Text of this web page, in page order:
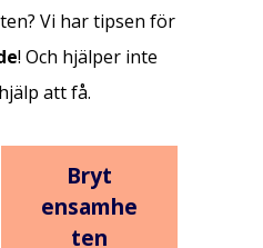
Vi har tipsen för
! Och hjälper inte
att få.
Bryt
ensamhe
ten